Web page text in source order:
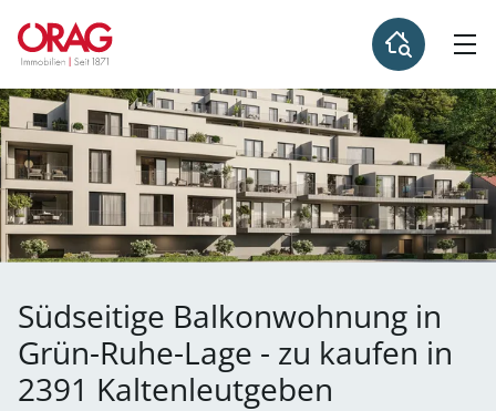
Südseitige Balkonwohnung in
Grün-Ruhe-Lage - zu kaufen in
2391 Kaltenleutgeben